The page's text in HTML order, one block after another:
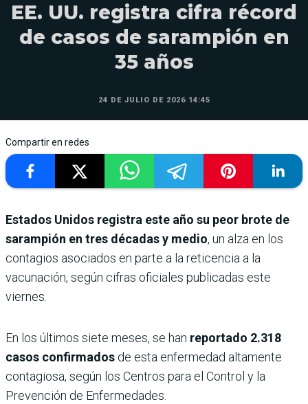
EE. UU. registra cifra récord
de casos de sarampión en
35 años
24 DE JULIO DE 2026 14:45
Compartir en redes
Estados Unidos registra este año su peor brote de
sarampión en tres décadas y medio, un alza en los
contagios asociados en parte a la reticencia a la
vacunación, según cifras oficiales publicadas este
viernes.
En los últimos siete meses, se han reportado 2.318
casos confirmados de esta enfermedad altamente
contagiosa, según los Centros para el Control y la
Prevención de Enfermedades.